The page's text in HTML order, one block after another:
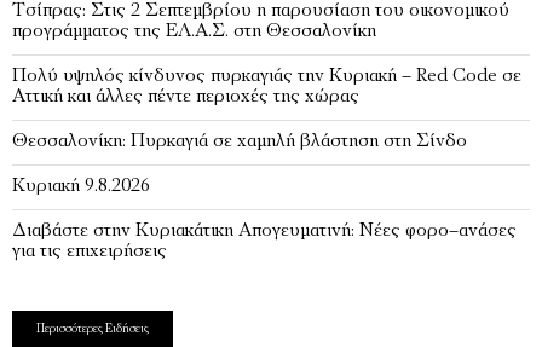
Τσίπρας: Στις 2 Σεπτεμβρίου η παρουσίαση του οικονομικού
προγράμματος της ΕΛ.Α.Σ. στη Θεσσαλονίκη
Πολύ υψηλός κίνδυνος πυρκαγιάς την Κυριακή – Red Code σε
Αττική και άλλες πέντε περιοχές της χώρας
Θεσσαλονίκη: Πυρκαγιά σε χαμηλή βλάστηση στη Σίνδο
Κυριακή 9.8.2026
Διαβάστε στην Κυριακάτικη Απογευματινή: Νέες φορο–ανάσες
για τις επιχειρήσεις
Περισσότερες Ειδήσεις